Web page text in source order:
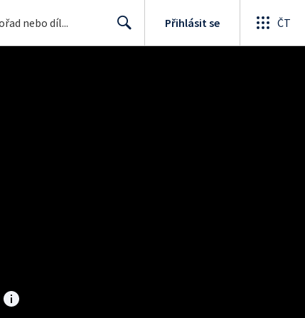
Přihlásit se ČT